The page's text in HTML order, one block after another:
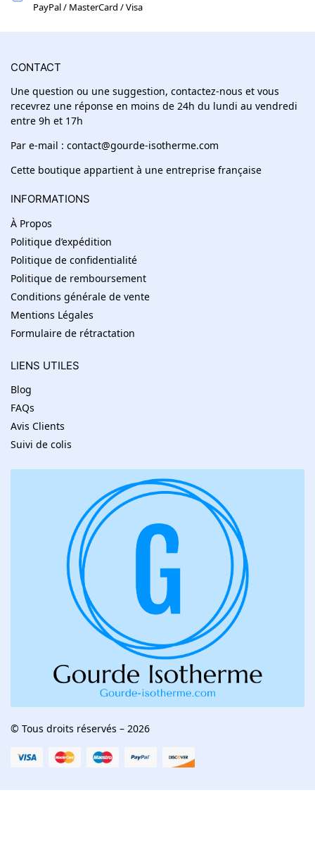
PayPal / MasterCard / Visa
CONTACT
Une question ou une suggestion, contactez-nous et vous
recevrez une réponse en moins de 24h du lundi au vendredi
entre 9h et 17h
Par e-mail : contact@gourde-isotherme.com
Cette boutique appartient à une entreprise française
INFORMATIONS
À Propos
Politique d’expédition
Politique de confidentialité
Politique de remboursement
Conditions générale de vente
Mentions Légales
Formulaire de rétractation
LIENS UTILES
Blog
FAQs
Avis Clients
Suivi de colis
© Tous droits réservés – 2026